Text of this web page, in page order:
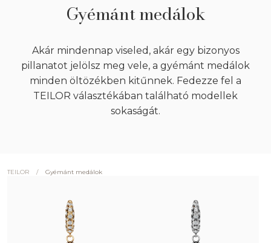
Gyémánt medálok
Akár mindennap viseled, akár egy bizonyos
pillanatot jelölsz meg vele, a gyémánt medálok
minden öltözékben kitűnnek. Fedezze fel a
TEILOR választékában található modellek
sokaságát.
TEILOR / Gyémánt medálok